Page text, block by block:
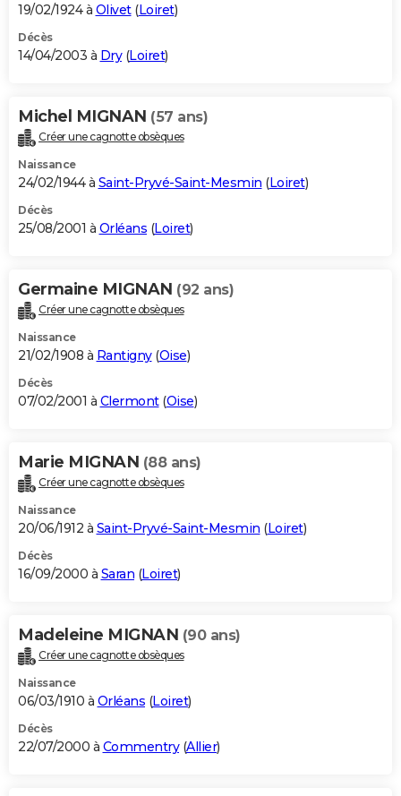
19/02/1924 à Olivet(Loiret)
Décès
14/04/2003 à Dry(Loiret)
Michel MIGNAN (57 ans)
Créer une cagnotte obsèques
Naissance
24/02/1944 à Saint-Pryvé-Saint-Mesmin (Loiret)
Décès
25/08/2001 à Orléans (Loiret)
Germaine MIGNAN (92 ans)
Créer une cagnotte obsèques
Naissance
21/02/1908 à Rantigny(Oise)
Décès
07/02/2001 à Clermont(Oise)
Marie MIGNAN (88 ans)
Créer une cagnotte obsèques
Naissance
20/06/1912 à Saint-Pryvé-Saint-Mesmin (Loiret)
Décès
16/09/2000 à Saran (Loiret)
Madeleine MIGNAN (90 ans)
Créer une cagnotte obsèques
Naissance
06/03/1910 à Orléans (Loiret)
Décès
22/07/2000 à Commentry(Allier)